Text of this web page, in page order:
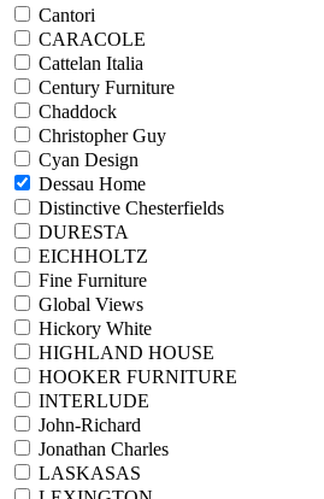
Cantori
CARACOLE
Cattelan Italia
Century Furniture
Chaddock
Christopher Guy
Cyan Design
Dessau Home
Distinctive Chesterfields
DURESTA
EICHHOLTZ
Fine Furniture
Global Views
Hickory White
HIGHLAND HOUSE
HOOKER FURNITURE
INTERLUDE
John-Richard
Jonathan Charles
LASKASAS